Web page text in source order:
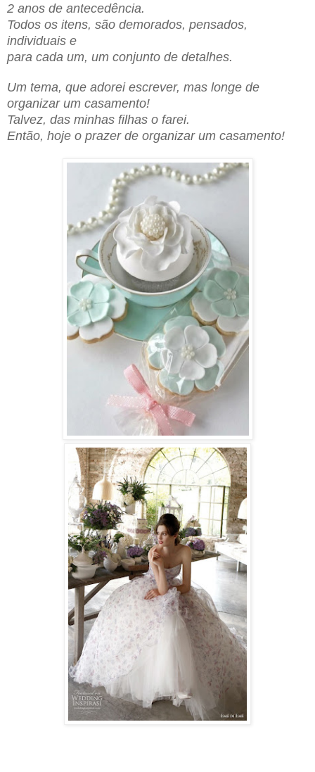
2 anos de antecedência.
Todos os itens, são demorados, pensados,
individuais e
para cada um, um conjunto de detalhes.
Um tema, que adorei escrever, mas longe de
organizar um casamento!
Talvez, das minhas filhas o farei.
Então, hoje o prazer de organizar um casamento!